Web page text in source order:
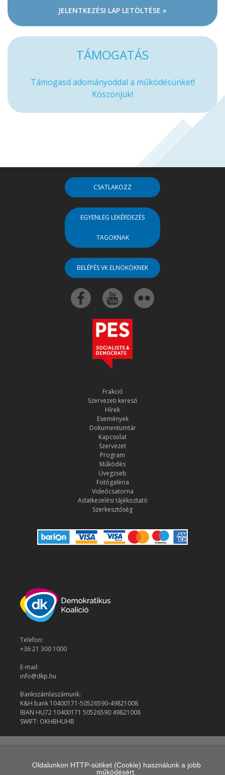
JELENTKEZÉSI LAP LETÖLTÉSE »
TÁMOGATÁS
Támogasd adományoddal a működésünket!
Köszönjük!
CSATLAKOZZ
EGYENLEG LEKÉRDEZÉS
TAGOKNAK
BELÉPÉS VK ELNÖKÖKNEK
Frakció
Szervezeti kereső
Hírek
Események
Dokumentumtár
Kapcsolat
Szervezet
Program
Működés
Üvegzseb
Fotógaléria
Videócsatorna
Adatkezelési tájékoztató
Szerkesztőség
Telefon:
+36 21 300 1000
E-mail:
info@dkp.hu
Bankszámlaszámunk:
K&H bank 10400171-50526590-49821008
IBAN HU72 10400171 50526590 49821008
SWIFT: OKHBHUHB
Oldalunkon HTTP-sütiket (Cookie) használunk a jobb
működésért.